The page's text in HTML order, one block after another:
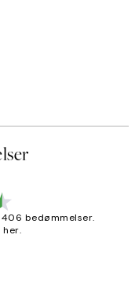
bedømmelser.
her.